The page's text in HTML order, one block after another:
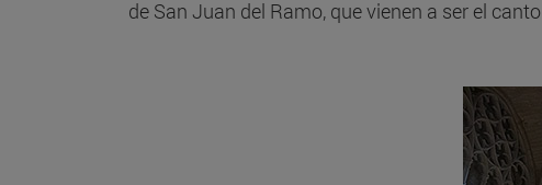
de San Juan del Ramo, que vienen a ser el